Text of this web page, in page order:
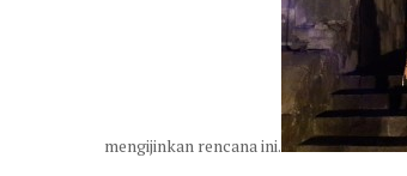
mengijinkan rencana ini.